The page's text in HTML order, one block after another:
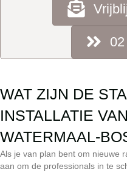
WAT ZIJN DE
INSTALLATIE
WATERMAAL-
Als je van plan bent om nieuwe
aan om de professionals in te